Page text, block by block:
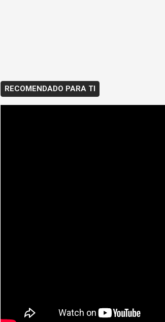
RECOMENDADO PARA TI